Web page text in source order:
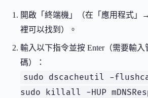
開啟「終端機」（在「應用程式」
裡可以找到）。
輸入以下指令並按 Enter（需要輸入
碼）：
sudo dscacheutil -
sudo killall -HUP